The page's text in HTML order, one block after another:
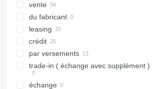
vente
du fabricant
leasing
crédit
par versements
trade-in ( échange avec supplément )
échange